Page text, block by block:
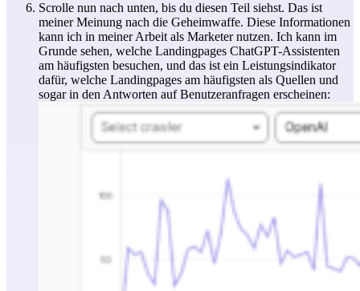
Scrolle nun nach unten, bis du diesen Teil siehst. Das ist
meiner Meinung nach die Geheimwaffe. Diese Informationen
kann ich in meiner Arbeit als Marketer nutzen. Ich kann im
Grunde sehen, welche Landingpages ChatGPT-Assistenten
am häufigsten besuchen, und das ist ein Leistungsindikator
dafür, welche Landingpages am häufigsten als Quellen und
sogar in den Antworten auf Benutzeranfragen erscheinen: